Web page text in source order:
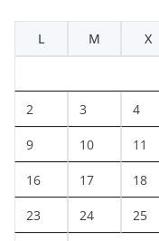
L
M X
2 3 4
9 10 11
16 17 18
23 24 25